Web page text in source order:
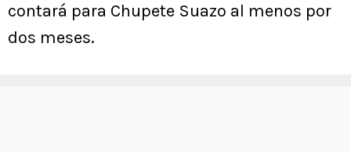
contará para Chupete Suazo al menos por
dos meses.